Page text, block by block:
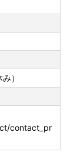
明けとな
た用紙でご
をお願いい
www.so
ww
czaisei_seid
）
contact_pr